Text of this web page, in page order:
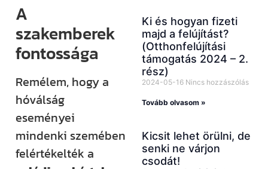
A
szakemberek
fontossága
Remélem, hogy a
hóválság
eseményei
mindenki szemében
felértékelték a
Ki és hogyan fizeti
majd a felújítást?
(Otthonfelújítási
támogatás 2024 – 2.
rész)
2024-05-16 Nincs hozzászólás
Tovább olvasom »
Kicsit lehet örülni, de
senki ne várjon
csodát!